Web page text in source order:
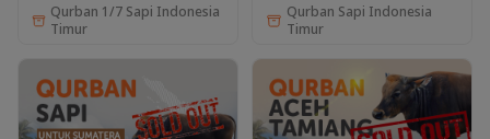
Qurban 1/7 Sapi Indonesia
Timur
Qurban Sapi Indonesia
Timur